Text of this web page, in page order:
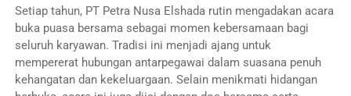
Setiap tahun, PT Petra Nusa Elshada rutin mengadakan acara
buka puasa bersama sebagai momen kebersamaan bagi
seluruh karyawan. Tradisi ini menjadi ajang untuk
mempererat hubungan antarpegawai dalam suasana penuh
kehangatan dan kekeluargaan. Selain menikmati hidangan